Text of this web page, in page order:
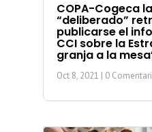
COPA-Cogeca
“deliberado”
publicarse el
CCI sobre la
granja a la
Oct 8, 2021 | 0